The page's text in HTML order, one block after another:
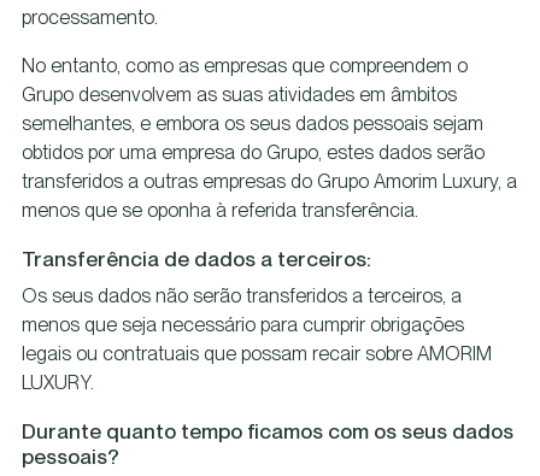
processamento.
No entanto, como as empresas que compreendem o
Grupo desenvolvem as suas atividades em âmbitos
semelhantes, e embora os seus dados pessoais sejam
obtidos por uma empresa do Grupo, estes dados serão
transferidos a outras empresas do Grupo Amorim Luxury, a
menos que se oponha à referida transferência.
Transferência de dados a terceiros:
Os seus dados não serão transferidos a terceiros, a
menos que seja necessário para cumprir obrigações
legais ou contratuais que possam recair sobre AMORIM
LUXURY.
Durante quanto tempo ficamos com os seus dados
pessoais?